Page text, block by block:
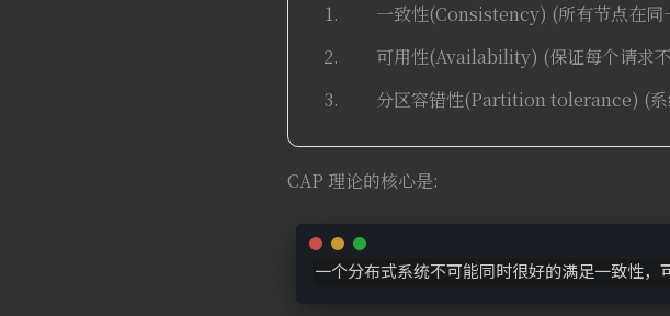
一致性(Consistency) (所有节点在同
可用性(Availability) (保证每个请求
分区容错性(Partition tolerance) (系
CAP 理论的核心是:
一个分布式系统不可能同时很好的满足一致性